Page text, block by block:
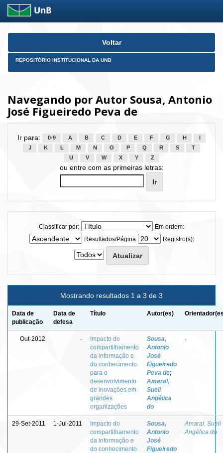
Skip
Voltar
REPOSITÓRIO INSTITUCIONAL DA UNB
Navegando por Autor Sousa, Antonio
José Figueiredo Peva de
Ir para: 0-9 A B C D E F G H
J
K L M N O P Q R S
T
U
V W X Y Z
ou entre com as primeiras letras:
Classificar por:
Em ordem:
Resultados/Página
Registro(s):
Mostrando resultados 1 a 3 de 3
Data de
publicação
Data de
defesa
Título Autor(es)
Out-2012 -
Impacto do
compartilhamento
da informação e
do conhecimento
para o
desenvolvimento
de inovações em
grandes
organizações
Sousa,
Antonio
José
Figueiredo
Peva de;
Amaral,
Sueli
Angélica
do
-
29-Set-2011 1-Jul-2011
Impacto do
compartilhamento
da informação e
do conhecimento
Sousa,
Antonio
José
Figueiredo
Amaral, Sueli
Angélica do